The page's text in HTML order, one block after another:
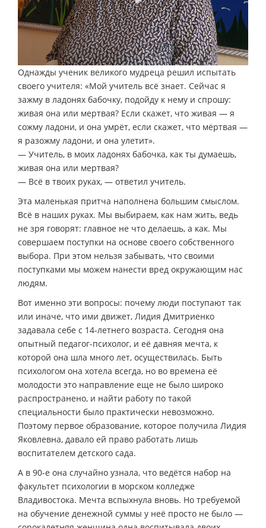
Однажды ученик великого мудреца решил испытать
своего учителя: «Мой учитель всё знает. Сейчас я
зажму в ладонях бабочку, подойду к нему и спрошу:
живая она или мертвая? Если скажет, что живая — я
сожму ладони, и она умрёт, если скажет, что мёртвая —
я разожму ладони, и она улетит».
— Учитель, в моих ладонях бабочка, как ты думаешь,
живая она или мертвая?
— Всё в твоих руках, — ответил учитель.
Эта маленькая притча наполнена большим смыслом.
Всё в наших руках. Мы выбираем, как нам жить, ведь
не зря говорят: главное не что делаешь, а как. Мы
совершаем поступки на основе своего собственного
выбора. При этом нельзя забывать, что своими
поступками мы можем нанести вред окружающим нас
людям.
Вот именно эти вопросы: почему люди поступают так
или иначе, что ими движет, Лидия Дмитриенко
задавала себе с 14-летнего возраста. Сегодня она
опытный педагог-психолог, и её давняя мечта, к
которой она шла много лет, осуществилась. Быть
психологом она хотела всегда, но во времена её
молодости это направление еще не было широко
распространено, и найти работу по такой
специальности было практически невозможно.
Поэтому первое образование, которое получила Лидия
Яковлевна, давало ей право работать лишь
воспитателем детского сада.
А в 90-е она случайно узнала, что ведётся набор на
факультет психологии в морском колледже
Владивостока. Мечта вспыхнула вновь. Но требуемой
на обучение денежной суммы у неё просто не было —